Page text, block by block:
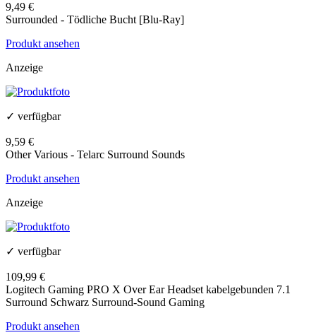
9,49 €
Surrounded - Tödliche Bucht [Blu-Ray]
Produkt ansehen
Anzeige
✓ verfügbar
9,59 €
Other Various - Telarc Surround Sounds
Produkt ansehen
Anzeige
✓ verfügbar
109,99 €
Logitech Gaming PRO X Over Ear Headset kabelgebunden 7.1
Surround Schwarz Surround-Sound Gaming
Produkt ansehen